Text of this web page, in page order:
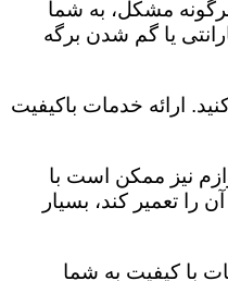
مشکل، به شما
یا گم شدن برگه
ارائه خدمات باکیفیت
نیز ممکن است با
تعمیر کند، بسیار
با کیفیت به شما